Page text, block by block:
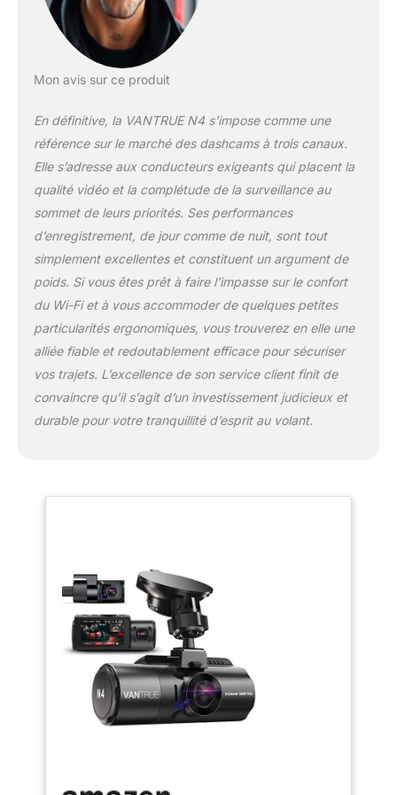
IR, qui peuvent capturer avec précision le
conducteur et les passagers même lorsque
la cabine est complètement sombre. 【Mode
Parking à Double Caméra 24H avec Audio】
En mode stationnement, une fois que la
mouvement, les 3 caméras doivent être
en même temps. Vous pouvez utiliser le kit
câble(ASIN: B08GX4S5ZS) pour fournir une
alimentation stable à la caméra afin d'obtenir
une protection contre les sous-tensions et
du micro intégré peut fournir une preuve
parfaite et vous éloigner des conflits.
【Super Condensateur et Résistant à la
Chaleur】 Cette caméra de tableau de bord
alimentée par un super condensateur au lieu
d'une batterie au lithium, conçue pour
survivre à des conditions météorologiques
extrêmes de -10° -70°C（14°F-158°F） idéal
pour les températures chaudes ou les zones
extrêmement froides. Et cela donne
également une durée de vie plus longue que
(besoin d'acheter séparément B085XZVGF2)
pour suivre l'itinéraire, l'emplacement et la
vitesse. Mises à jour du firmware. Si vous
enregistrez votre produit sur notre site
officiel (www.vantrue.net), il peut étendre la
garantie à 18 mois. Remarque : Les
dashcams VANTRUE ne prennent PAS en
charge la charge rapide PD. Veuillez utiliser le
chargeur de voiture fourni.
Mon avis sur ce produit
En définitive, la VANTRUE N4 s’impose comme une
référence sur le marché des dashcams à trois canaux.
Elle s’adresse aux conducteurs exigeants qui placent la
qualité vidéo et la complétude de la surveillance au
sommet de leurs priorités. Ses performances
d’enregistrement, de jour comme de nuit, sont tout
simplement excellentes et constituent un argument de
poids. Si vous êtes prêt à faire l’impasse sur le confort
du Wi-Fi et à vous accommoder de quelques petites
particularités ergonomiques, vous trouverez en elle une
alliée fiable et redoutablement efficace pour sécuriser
vos trajets. L’excellence de son service client finit de
convaincre qu’il s’agit d’un investissement judicieux et
durable pour votre tranquillité d’esprit au volant.